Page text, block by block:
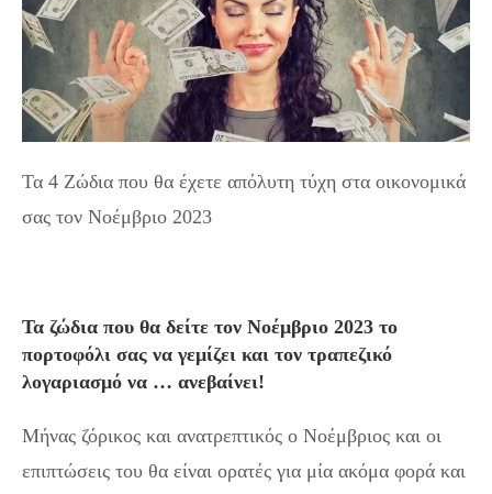
Τα 4 Ζώδια που θα έχετε απόλυτη τύχη στα οικονομικά
σας τον Νοέμβριο 2023
Τα ζώδια που θα δείτε τον Νοέμβριο 2023 το
πορτοφόλι σας να γεμίζει και τον τραπεζικό
λογαριασμό να … ανεβαίνει!
Μήνας ζόρικος και ανατρεπτικός ο Νοέμβριος και οι
επιπτώσεις του θα είναι ορατές για μία ακόμα φορά και